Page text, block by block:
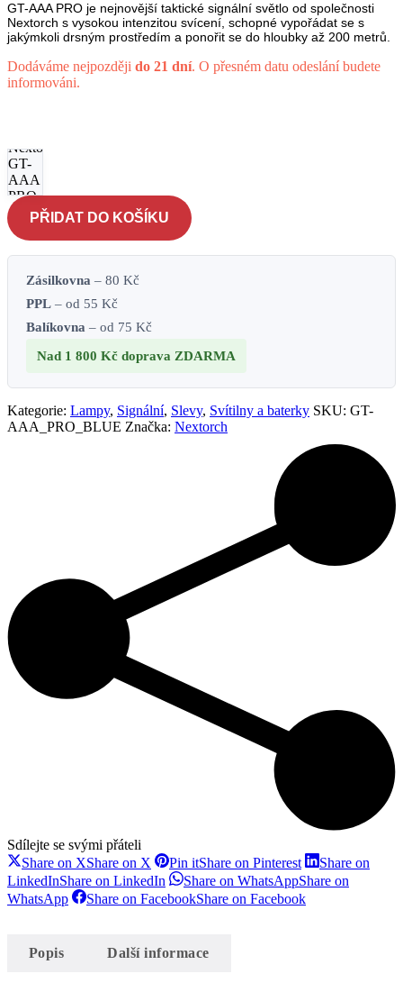
GT-AAA PRO je nejnovější taktické signální světlo od společnosti
Nextorch s vysokou intenzitou svícení, schopné vypořádat se s
jakýmkoli drsným prostředím a ponořit se do hloubky až 200 metrů.
Dodáváme nejpozději do 21 dní. O přesném datu odeslání budete
informováni.
Nextorch
GT-
AAA
PRO -
modré
množství
PŘIDAT DO KOŠÍKU
Zásilkovna – 80 Kč
PPL – od 55 Kč
Balíkovna – od 75 Kč
Nad 1 800 Kč doprava ZDARMA
Kategorie: Lampy, Signální, Slevy, Svítilny a baterky SKU: GT-
AAA_PRO_BLUE Značka: Nextorch
Sdílejte se svými přáteli
Share on XShare on X Pin itShare on Pinterest
Share on
LinkedInShare on LinkedIn Share on WhatsAppShare on
WhatsApp
Share on FacebookShare on Facebook
Popis Další informace